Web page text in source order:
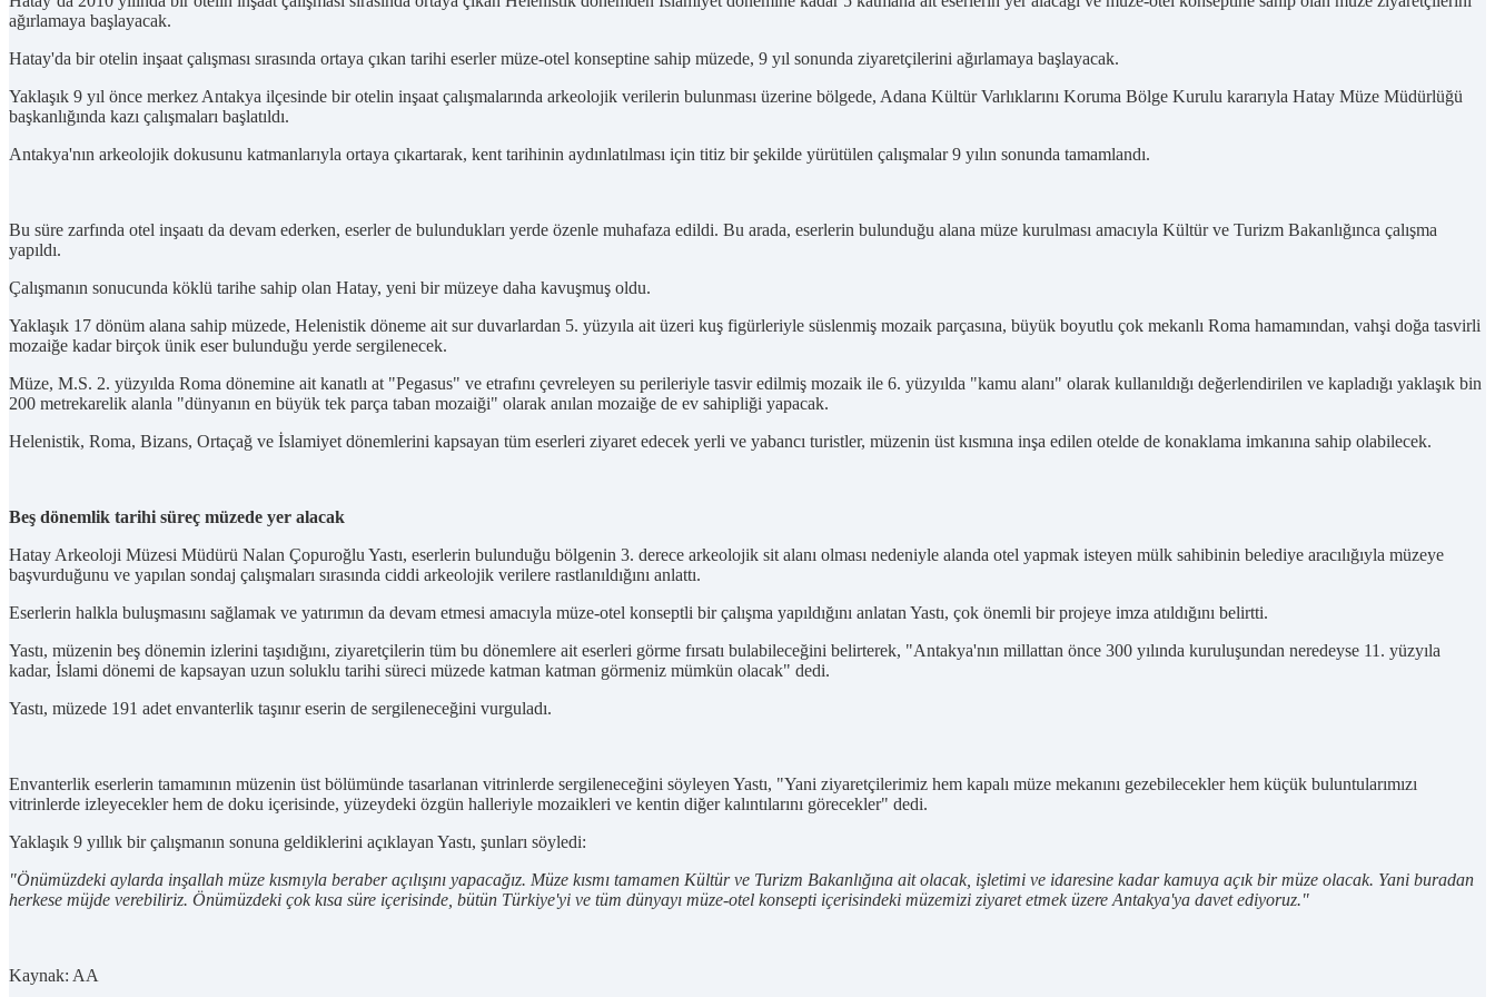
ağırlamaya başlayacak.
Hatay'da bir otelin inşaat çalışması sırasında ortaya çıkan tarihi eserler müze-otel konseptine sahip müzede, 9 yıl sonunda ziyaretçilerini ağırlamaya başlayacak.
Yaklaşık 9 yıl önce merkez Antakya ilçesinde bir otelin inşaat çalışmalarında arkeolojik verilerin bulunması üzerine bölgede, Adana Kültür Varlıklarını Koruma Bölge Kurulu kararıyla Hatay Müze Müdürlüğü
başkanlığında kazı çalışmaları başlatıldı.
Antakya'nın arkeolojik dokusunu katmanlarıyla ortaya çıkartarak, kent tarihinin aydınlatılması için titiz bir şekilde yürütülen çalışmalar 9 yılın sonunda tamamlandı.
Bu süre zarfında otel inşaatı da devam ederken, eserler de bulundukları yerde özenle muhafaza edildi. Bu arada, eserlerin bulunduğu alana müze kurulması amacıyla Kültür ve Turizm Bakanlığınca çalışma
yapıldı.
Çalışmanın sonucunda köklü tarihe sahip olan Hatay, yeni bir müzeye daha kavuşmuş oldu.
Yaklaşık 17 dönüm alana sahip müzede, Helenistik döneme ait sur duvarlardan 5. yüzyıla ait üzeri kuş figürleriyle süslenmiş mozaik parçasına, büyük boyutlu çok mekanlı Roma hamamından, vahşi doğa tasvirli
mozaiğe kadar birçok ünik eser bulunduğu yerde sergilenecek.
Müze, M.S. 2. yüzyılda Roma dönemine ait kanatlı at "Pegasus" ve etrafını çevreleyen su perileriyle tasvir edilmiş mozaik ile 6. yüzyılda "kamu alanı" olarak kullanıldığı değerlendirilen ve kapladığı yaklaşık bin
200 metrekarelik alanla "dünyanın en büyük tek parça taban mozaiği" olarak anılan mozaiğe de ev sahipliği yapacak.
Helenistik, Roma, Bizans, Ortaçağ ve İslamiyet dönemlerini kapsayan tüm eserleri ziyaret edecek yerli ve yabancı turistler, müzenin üst kısmına inşa edilen otelde de konaklama imkanına sahip olabilecek.
Beş dönemlik tarihi süreç müzede yer alacak
Hatay Arkeoloji Müzesi Müdürü Nalan Çopuroğlu Yastı, eserlerin bulunduğu bölgenin 3. derece arkeolojik sit alanı olması nedeniyle alanda otel yapmak isteyen mülk sahibinin belediye aracılığıyla müzeye
başvurduğunu ve yapılan sondaj çalışmaları sırasında ciddi arkeolojik verilere rastlanıldığını anlattı.
Eserlerin halkla buluşmasını sağlamak ve yatırımın da devam etmesi amacıyla müze-otel konseptli bir çalışma yapıldığını anlatan Yastı, çok önemli bir projeye imza atıldığını belirtti.
Yastı, müzenin beş dönemin izlerini taşıdığını, ziyaretçilerin tüm bu dönemlere ait eserleri görme fırsatı bulabileceğini belirterek, "Antakya'nın millattan önce 300 yılında kuruluşundan neredeyse 11. yüzyıla
kadar, İslami dönemi de kapsayan uzun soluklu tarihi süreci müzede katman katman görmeniz mümkün olacak" dedi.
Yastı, müzede 191 adet envanterlik taşınır eserin de sergileneceğini vurguladı.
Envanterlik eserlerin tamamının müzenin üst bölümünde tasarlanan vitrinlerde sergileneceğini söyleyen Yastı, "Yani ziyaretçilerimiz hem kapalı müze mekanını gezebilecekler hem küçük buluntularımızı
vitrinlerde izleyecekler hem de doku içerisinde, yüzeydeki özgün halleriyle mozaikleri ve kentin diğer kalıntılarını görecekler" dedi.
Yaklaşık 9 yıllık bir çalışmanın sonuna geldiklerini açıklayan Yastı, şunları söyledi:
"Önümüzdeki aylarda inşallah müze kısmıyla beraber açılışını yapacağız. Müze kısmı tamamen Kültür ve Turizm Bakanlığına ait olacak, işletimi ve idaresine kadar kamuya açık bir müze olacak. Yani buradan
herkese müjde verebiliriz. Önümüzdeki çok kısa süre içerisinde, bütün Türkiye'yi ve tüm dünyayı müze-otel konsepti içerisindeki müzemizi ziyaret etmek üzere Antakya'ya davet ediyoruz."
Kaynak: AA